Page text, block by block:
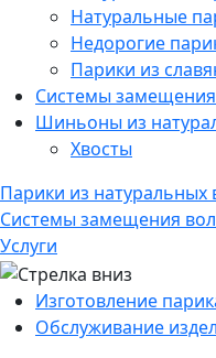
Натуральные
Недорогие
Парики из
Системы
Шиньоны из
Хвосты
Парики из натуральных
Системы замещения
Услуги
Изготовление
Обслуживание